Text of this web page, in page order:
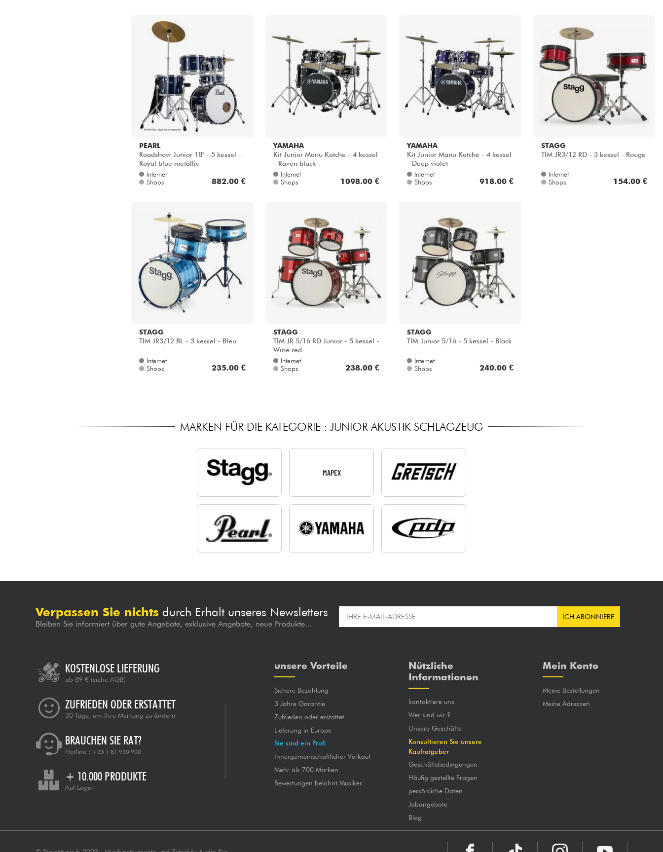
PEARL
Roadshow Junior 18'' - 5 kessel -
Royal blue metallic
Internet
Shops
882.00 €
YAMAHA
Kit Junior Manu Katche - 4 kessel
- Raven black
Internet
Shops
1098.00 €
YAMAHA
Kit Junior Manu Katche - 4 kessel
- Deep violet
Internet
Shops
918.00 €
STAGG
TIM JR3/12 RD - 3 kessel - Rouge
Internet
Shops
154.00 €
STAGG
TIM JR3/12 BL - 3 kessel - Bleu
Internet
Shops
235.00 €
STAGG
TIM JR 5/16 RD Junior - 5 kessel -
Wine red
Internet
Shops
238.00 €
STAGG
TIM Junior 5/16 - 5 kessel - Black
Internet
Shops
240.00 €
MARKEN FÜR DIE KATEGORIE : JUNIOR AKUSTIK SCHLAGZEUG
MAPEX
Verpassen Sie nichts durch Erhalt unseres Newsletters
Bleiben Sie informiert über gute Angebote, exklusive Angebote, neue Produkte...
ICH ABONNIERE
KOSTENLOSE LIEFERUNG
ab 89 € (siehe AGB)
ZUFRIEDEN ODER ERSTATTET
30 Tage, um Ihre Meinung zu ändern
BRAUCHEN SIE RAT?
Hotline : +33 1 81 930 900
+ 10.000 PRODUKTE
Auf Lager
unsere Vorteile
Sichere Bezahlung
3 Jahre Garantie
Zufrieden oder erstattet
Lieferung in Europe
Sie sind ein Profi
Innergemeinschaftlicher Verkauf
Mehr als 700 Marken
Bewertungen belohnt Musiker
Nützliche
Informationen
kontaktiere uns
Wer sind wir ?
Unsere Geschäfte
Konsultieren Sie unsere
Kaufratgeber
Geschäftsbedingungen
Häufig gestellte Fragen
persönliche Daten
Jobangebote
Blog
Mein Konto
Meine Bestellungen
Meine Adressen